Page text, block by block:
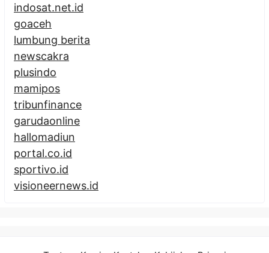
indosat.net.id
goaceh
lumbung berita
newscakra
plusindo
mamipos
tribunfinance
garudaonline
hallomadiun
portal.co.id
sportivo.id
visioneernews.id